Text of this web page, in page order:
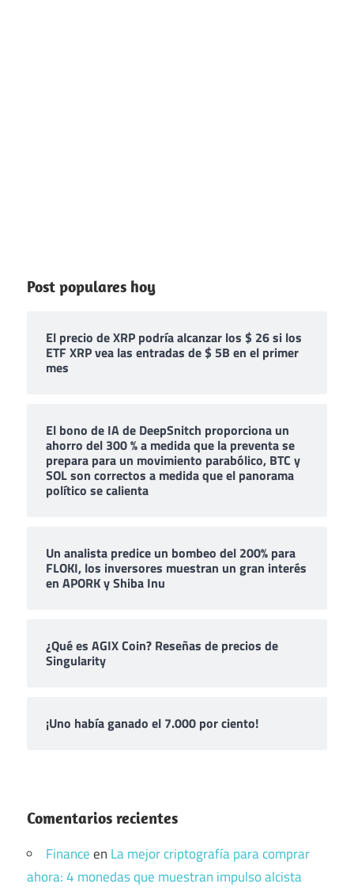
Post populares hoy
El precio de XRP podría alcanzar los $ 26 si los
ETF XRP vea las entradas de $ 5B en el primer
mes
El bono de IA de DeepSnitch proporciona un
ahorro del 300 % a medida que la preventa se
prepara para un movimiento parabólico, BTC y
SOL son correctos a medida que el panorama
político se calienta
Un analista predice un bombeo del 200% para
FLOKI, los inversores muestran un gran interés
en APORK y Shiba Inu
¿Qué es AGIX Coin? Reseñas de precios de
Singularity
¡Uno había ganado el 7.000 por ciento!
Comentarios recientes
Financeen La mejor criptografía para comprar
ahora: 4 monedas que muestran impulso alcista